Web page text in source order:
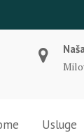
Usluge